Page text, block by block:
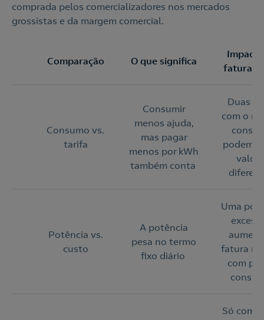
comprada pelos comercializadores nos mercados
grossistas e da margem comercial.
Comparação O que significa
fatura
Consumo vs.
tarifa
Consumir
menos ajuda,
mas pagar
menos por kWh
também conta
Duas
com o
podem
Potência vs.
custo
A potência
pesa no termo
fixo diário
Uma
fatura
com
Só